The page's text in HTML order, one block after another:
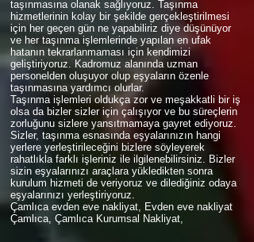
taşınmasına olanak sağlıyoruz. Taşınma
hizmetlerinin kolay bir şekilde gerçekleştirilmesi
için her geçen gün ne yapabiliriz diye düşünüyor
ve her taşınma işlemlerinde yapılan en ufak
hatanın tekrarlanmaması için kendimizi
geliştiriyoruz. Kadromuz alanında uzman
personelden oluşuyor olup eşyaların özenle
taşınmasına yardımcı olurlar.
Taşınma işlemleri oldukça zor ve meşakkatli bir iş
olsa da bizler sizler için çalışıyor ve bu süreçlerin
zorluğunu sizlere yansıtmamaya gayret ediyoruz.
Sizler, taşınma esnasında eşyalarınızın hangi
yerlere yerleştirileceğini bizlere söyleyerek
rahatlıkla farklı işleriniz ile ilgilenebilirsiniz. Bizler
sizin eşyalarınızı araçlara yükledikten sonra
kurulum hizmeti de veriyoruz ve dilediğiniz odaya
eşyalarınızı yerleştiriyoruz.
Çamlıca evden eve nakliyat, Evden eve nakliyat
Çamlıca, Çamlıca Kurumsal Nakliyat,